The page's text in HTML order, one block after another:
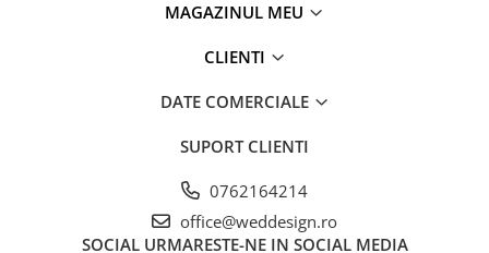
MAGAZINUL MEU
CLIENTI
DATE COMERCIALE
SUPORT CLIENTI
0762164214
office@weddesign.ro
SOCIAL URMARESTE-NE IN SOCIAL MEDIA